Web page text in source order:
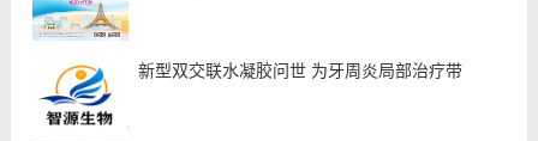
新型双交联水凝胶问世 为牙周炎局部治疗带